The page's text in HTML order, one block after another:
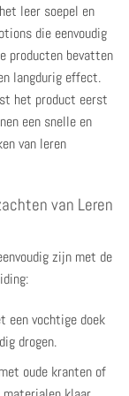
leer soepel en
die eenvoudig
producten bevatten
langdurig effect.
het product eerst
een snelle en
van leren
van Leren
zijn met de
een vochtige doek
drogen.
oude kranten of